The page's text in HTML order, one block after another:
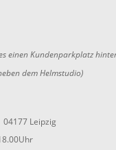
einen Kundenparkplatz
dem Helmstudio)
04177 Leipzig